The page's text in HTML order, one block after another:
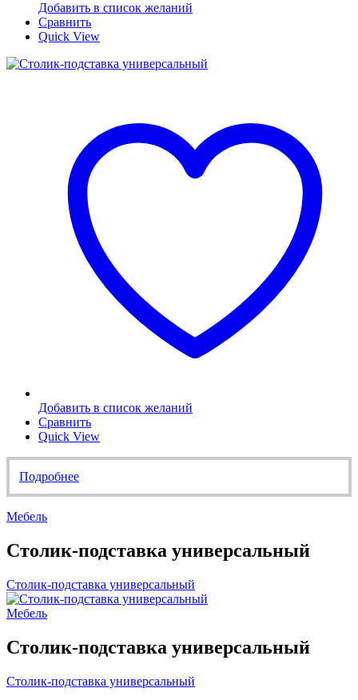
Добавить в список желаний
Сравнить
Quick View
Добавить в список желаний
Сравнить
Quick View
Подробнее
Мебель
Столик-подставка универсальный
Столик-подставка универсальный
Мебель
Столик-подставка универсальный
Столик-подставка универсальный